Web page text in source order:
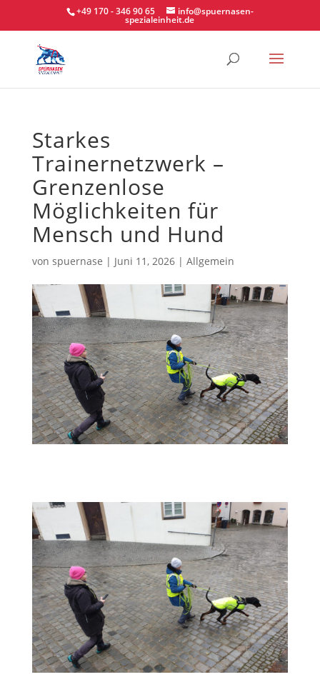
+49 170 - 346 90 65 info@spuernasen-
spezialeinheit.de
Starkes
Trainernetzwerk –
Grenzenlose
Möglichkeiten für
Mensch und Hund
von spuernase | Juni 11, 2026| Allgemein